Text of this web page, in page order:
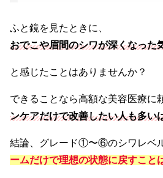
ふと鏡を見たときに、
おでこや眉間のシワが深くなっ
と感じたことはありませんか？
できることなら高額な美容医療に
ンケアだけで改善したい人も多い
結論、グレード①〜⑥のシワレベ
ームだけで理想の状態に戻すこと